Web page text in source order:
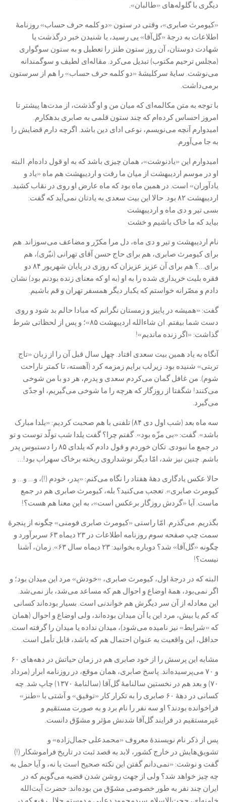
دیگری با گلوله‌های «طالبان».
«کیومرث صابری»، وقتی در ستون «دو کلمه حرف حساب» روزنامۀ
اطلاعات به درجۀ «گل‌آقا» یی رسید، با شنیدن خبر درگذشت یا
شهادت دوستان، آن روز ستون طنز را تعطیل و به ستون سوگواری
(مجلس ترحیم مکتوب) تبدیل می‌کرد. مقاله‌ای لطیف و سوگمندانه
می‌نوشت. سایۀ سرکلیشۀ «دو کلمه حرف حساب» را هم از سرستون
برمی‌داشت.
با توجه به متن مکالمه‌ای که میان من و او گذشت، از مدت‌ها پیشتر تا
امروز احساس کرده‌ام که چند ستون قلمی به صابری بدهکارم.
امیدوارم آنچه می‌نویسم، نوعی ادای دین باشد. اگرچه دارم قضایش را
به جا می‌آورم.
امیدوارم این «یادنوشت»، همان چیزی باشد که به او قول داده‌ام. البته
او در موسم اردیبهشت از میان ما رفت و اردیبهشت هم ماه «یاد و
یادآوران» است. در همین ماه بود که ماه عارض او روی در نقاب کشید.
اردیبهشت ۸۲ بود. حالا این بیت سعدی به یادتان نمی‌آید که گفت:
بسی تیر و دی ماه و اردیبهشت
بیاید که ما خاک باشیم و خشت
نام اردیبهشت و تیر و دی ماه، دل مرا مکرّر و مضاعف می‌سوزاند. هم
برای کیومرث صابری، هم برای حاج حسن آقای تهرانی (نیّری)، هم
برای…؟ هم برای آن عزیز عزیزان که روزی در پایان شهریور ۸۴ دو
فقره بلیت خریداری شده را به او (به او که معنای زنده بودنم بود) نشان
دادم و مصّرانه خواستم که یکبار دیگر همسفر تهران و قم باشیم.
گفت: «همیشه در پاییز و زمستان نگرانم که مبادا حالم بد شود و روی
دست شما بیفتم. ان شاءالله اردیبهشت ۸۵»؛ و پس از لحظاتی شرط
گذاشت: «اگر زنده ماندیم»!
آنگاه به یاد همین بیت سعدی افتاد. چهل سال قبل آن را از زبان «تاج
تربتی» شنیده بود. زیرلب برایم زمزمه کرد (آهسته، تا کمتر ناراحت
شوم). من غافل گمان می‌کردم سعدی و پدرم، هر دو با من شوخی
می‌کنند! شگفتا از روزگار که هرچه را ما شوخی می‌گیریم، او جدّی
می‌گیرد.
سه ماه بعد (شب اول دی ۸۴) تلفنی با هم صحبت کردیم: «یلدا مبارک
باشد». گفت: «بی مزّه بود». گفتم چرا؟ گفت یلدا شب تولّد توست و تو
در جمع ما نبودی. تکان خوردم و قول دادم که یلدای ۸۵ را دستبوس پدر
باشم. چنین نیز شد، امّا دیگر نوشداروی ریخته برخاک سهراب بود!…
حالا عکس یادگاری دهۀ هفتاد را نگاه می‌کنم: «پدر، خودم (!)، و… و… و
کیومرث صابری». تعجب می‌کنید؟ بله، کیومرث صابری هم در جمع
ماست. آیا «گردش روزگار برعکس است»، به این معنا هم هست؟!
بگذریم. می‌گذرم. امّا راستی «کیومرث صابری فومنی» چگونه از پنجرۀ
سمت چپ صفحه سوم روزنامه اطلاعات در ۲۳ دیماه ۶۳ سربرآورد و
چگونه «گل‌آقا» شد؟ دوباره بخوانید: ۲۳ دیماه سال ۶۳». زمان، آشنا
نیست؟!
البته که در درجۀ اول، کیومرث صابری، «خودش» مرد این میدان بود؛ و
اگر نمی‌بود، همۀ اوضاع و احوال هم که مساعد می‌شد، باز نمی‌شد.
این معادله از آن سر دیگرش هم خواندنی است. بسیار بوده‌اند کسانی
که کم یا بیش، مرد این یا آن میدان بوده‌اند، ولی اوضاع و احوال (همان
که «شرایط» نیز نامیده می‌شود)، میدان نداده یا میدان را گرفته است.
حداقل، این واقعیت به عنوان احتمال هم که باشد، قابل تأمل است.
مشابه این پرسش را از خود صابری هم در زمان حیاتش در دهه‌های ۶۰
و ۷۰ می‌پرسیده‌اند. پاسخ صابری، همان موقع، در روزنامه ابرار (مرداد
۷۰) و بعد هم در نخستین سالنامۀ گل‌آقا (سالنامۀ ۱۳۷۰) چاپ شد. چه
کسانی در دهۀ ۶۰ صابری را به تکرار کار «توفیق» و آشتی با «طنز»
فراخوانده بودند؟ او سه نفر را نام برد و به صورت مستقیم و
غیرمستقیم در فرایند گل‌آقا شدنش مؤثر و مشوّق دانست.
پس از ذکر نام نویسندۀ معروف «محمدعلی جمال‌زاده» و
تشویق‌هایش در خارج کشور، لابد به قصد ثبت در تاریخ فراموشکار (!)
گفت و نوشت: «نمی‌دانم گفتن این نکته صحیح است یا نه، و آیا حمل به
چه چیز خواهد شد؟ ولی از جهت روشن شدن قضیه می‌گویم که در
ایران چند نفر به طور خصوصی مشوّق من بوده‌اند: حضرت آیت‌الله